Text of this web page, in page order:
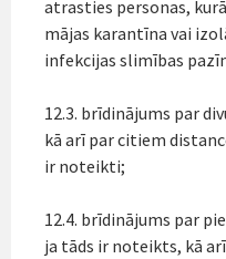
atrasties personas,
mājas karantīna vai
infekcijas slimības
12.3. brīdinājums par
kā arī par citiem
ir noteikti;
12.4. brīdinājums par
ja tāds ir noteikts, kā